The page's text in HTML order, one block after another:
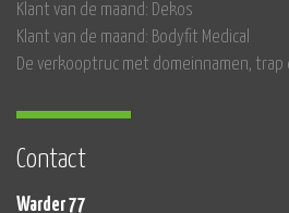
Klant van de maand: Dekos
Klant van de maand: Bodyfit Medical
De verkooptruc met domeinnamen, trap
Contact
Warder 77